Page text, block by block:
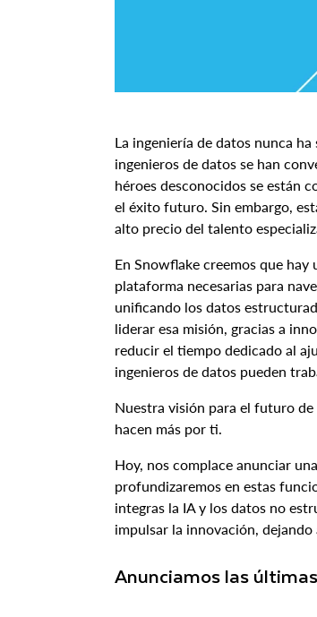
La ingeniería de datos nunca
ingenieros de datos se han
héroes desconocidos se están
el éxito futuro. Sin embargo,
alto precio del talento
En Snowflake creemos que
plataforma necesarias para
unificando los datos
liderar esa misión, gracias a
reducir el tiempo dedicado al
ingenieros de datos pueden
Nuestra visión para el futuro
hacen más por ti.
Hoy, nos complace anunciar
profundizaremos en estas
integras la IA y los datos no
impulsar la innovación,
Anunciamos las